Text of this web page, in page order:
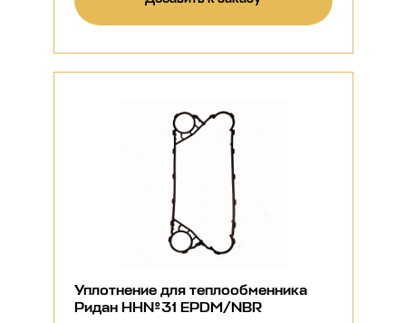
Уплотнение для теплообменника
Ридан НН№31 EPDM/NBR